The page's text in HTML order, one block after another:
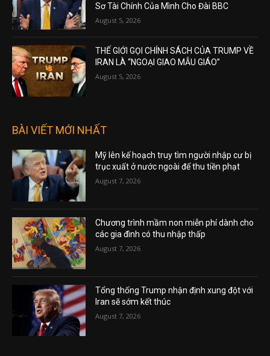
Sơ Tài Chính Của Mình Cho Đài BBC
August 5, 2026
THẾ GIỚI GỌI CHÍNH SÁCH CỦA TRUMP VỀ
IRAN LÀ “NGOẠI GIAO MẪU GIÁO”
August 5, 2026
BÀI VIẾT MỚI NHẤT
Mỹ lên kế hoạch truy tìm người nhập cư bị
trục xuất ở nước ngoài để thu tiền phạt
August 7, 2026
Chương trình mầm non miễn phí dành cho
các gia đình có thu nhập thấp
August 7, 2026
Tổng thống Trump nhận định xung đột với
Iran sẽ sớm kết thúc
August 7, 2026